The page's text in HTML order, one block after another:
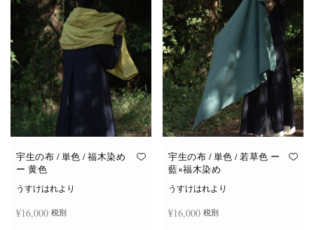
宇生の布 / 単色 / 福木染め
ー 黄色
うすけはれより
¥16,000 税別
宇生の布 / 単色 / 若草色 ー
藍×福木染め
うすけはれより
¥16,000 税別